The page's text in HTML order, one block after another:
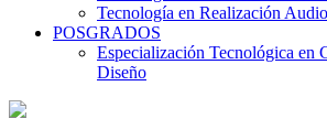
Tecnología en Realización
POSGRADOS
Especialización Tecnológica en
Diseño